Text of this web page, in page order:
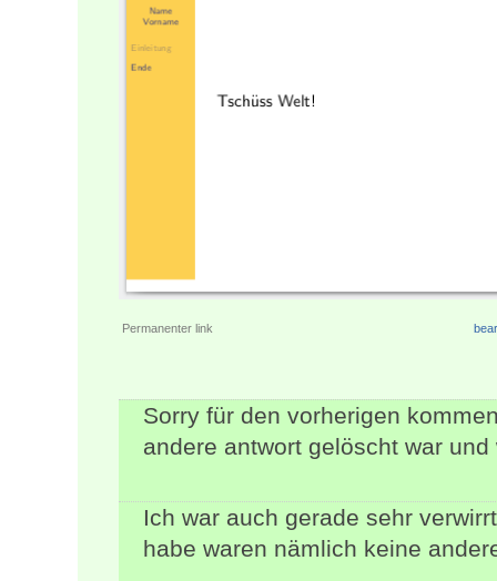
Permanenter link
Sorry für den vorherigen
andere antwort gelöscht war
Ich war auch gerade sehr
habe waren nämlich keine